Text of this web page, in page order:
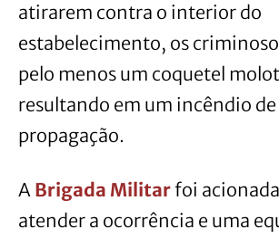
atirarem contra o interior do
estabelecimento, os
pelo menos um coquetel
resultando em um incêndio
propagação.
A Brigada Militarfoi
atender a ocorrência e uma